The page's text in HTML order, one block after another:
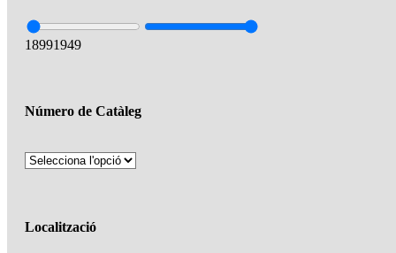
18991949
Número de Catàleg
Localització